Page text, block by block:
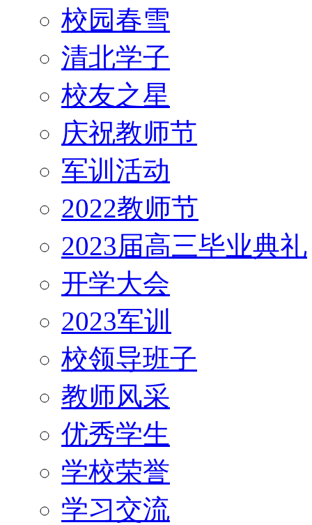
校园春雪
清北学子
校友之星
庆祝教师节
军训活动
2022教师节
2023届高三毕业典礼
开学大会
2023军训
校领导班子
教师风采
优秀学生
学校荣誉
学习交流